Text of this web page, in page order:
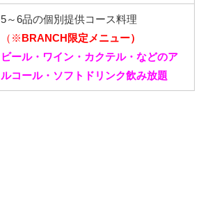
5～6品の個別提供コース料理
（※ BRANCH限定メニュー）
ビール・ワイン・カクテル・などのア
ルコール・ソフトドリンク飲み放題